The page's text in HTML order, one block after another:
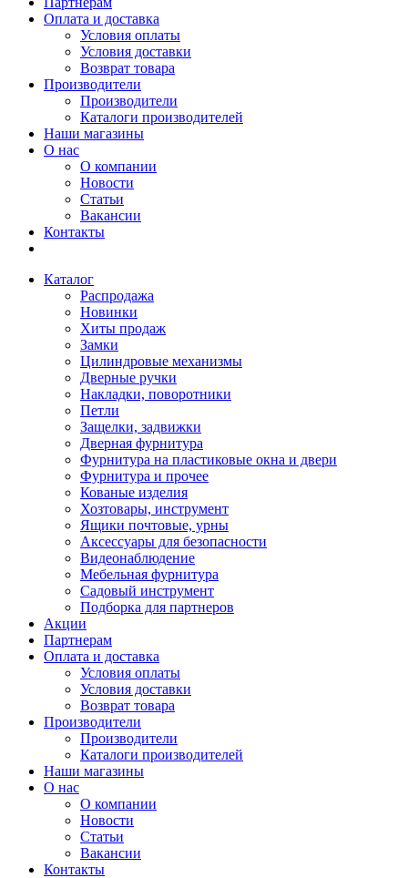
Оплата и доставка
Условия оплаты
Условия доставки
Возврат товара
Производители
Производители
Каталоги производителей
Наши магазины
О нас
О компании
Новости
Статьи
Вакансии
Контакты
Каталог
Распродажа
Новинки
Хиты продаж
Замки
Цилиндровые механизмы
Дверные ручки
Накладки, поворотники
Петли
Защелки, задвижки
Дверная фурнитура
Фурнитура на пластиковые окна и двери
Фурнитура и прочее
Кованые изделия
Хозтовары, инструмент
Ящики почтовые, урны
Аксессуары для безопасности
Видеонаблюдение
Мебельная фурнитура
Садовый инструмент
Подборка для партнеров
Акции
Партнерам
Оплата и доставка
Условия оплаты
Условия доставки
Возврат товара
Производители
Производители
Каталоги производителей
Наши магазины
О нас
О компании
Новости
Статьи
Вакансии
Контакты